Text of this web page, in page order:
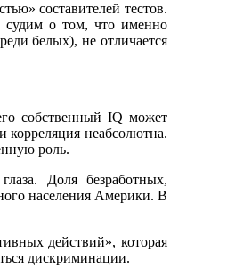
составителей тестов.
судим о том, что именно
белых), не отличается
собственный IQ может
корреляция неабсолютна.
роль.
Доля безработных,
населения Америки. В
действий», которая
дискриминации.